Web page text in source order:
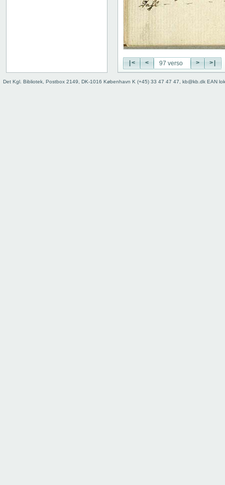
|< < > >|
Det Kgl. Bibliotek, Postbox 2149, DK-1016 København K (+45) 33 47 47 47, kb@kb.dk EAN